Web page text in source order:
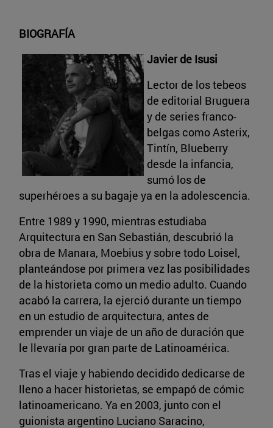
BIOGRAFÍA
Javier de Isusi
Lector de los tebeos
de editorial Bruguera
y de series franco-
belgas como Asterix,
Tintín, Blueberry
desde la infancia,
sumó los de
superhéroes a su bagaje ya en la adolescencia.
Entre 1989 y 1990, mientras estudiaba
Arquitectura en San Sebastián, descubrió la
obra de Manara, Moebius y sobre todo Loisel,
planteándose por primera vez las posibilidades
de la historieta como un medio adulto. Cuando
acabó la carrera, la ejerció durante un tiempo
en un estudio de arquitectura, antes de
emprender un viaje de un año de duración que
le llevaría por gran parte de Latinoamérica.
Tras el viaje y habiendo decidido dedicarse de
lleno a hacer historietas, se empapó de cómic
latinoamericano. Ya en 2003, junto con el
guionista argentino Luciano Saracino,